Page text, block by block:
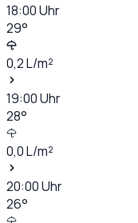
18:00Uhr
29°
0,2L/m²
19:00Uhr
28°
0,0L/m²
20:00Uhr
26°